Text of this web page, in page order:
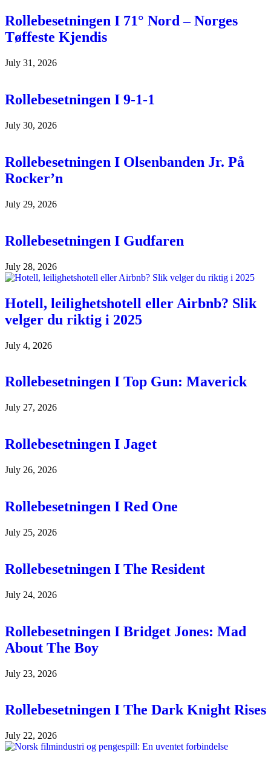
Rollebesetningen I 71° Nord – Norges
Tøffeste Kjendis
July 31, 2026
Rollebesetningen I 9-1-1
July 30, 2026
Rollebesetningen I Olsenbanden Jr. På
Rocker’n
July 29, 2026
Rollebesetningen I Gudfaren
July 28, 2026
Hotell, leilighetshotell eller Airbnb? Slik
velger du riktig i 2025
July 4, 2026
Rollebesetningen I Top Gun: Maverick
July 27, 2026
Rollebesetningen I Jaget
July 26, 2026
Rollebesetningen I Red One
July 25, 2026
Rollebesetningen I The Resident
July 24, 2026
Rollebesetningen I Bridget Jones: Mad
About The Boy
July 23, 2026
Rollebesetningen I The Dark Knight Rises
July 22, 2026